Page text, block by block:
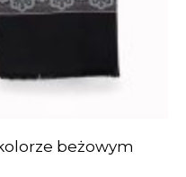
beżowym